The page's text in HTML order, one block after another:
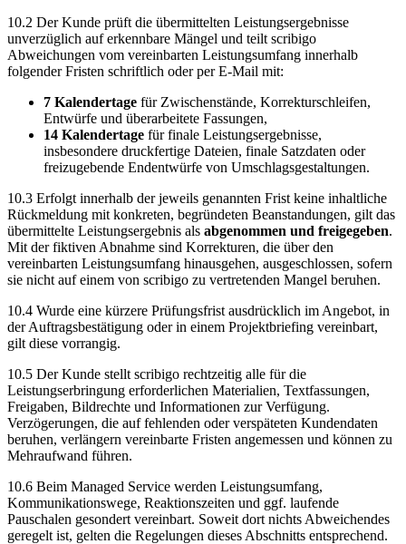
10.2 Der Kunde prüft die übermittelten Leistungsergebnisse
unverzüglich auf erkennbare Mängel und teilt scribigo
Abweichungen vom vereinbarten Leistungsumfang innerhalb
folgender Fristen schriftlich oder per E-Mail mit:
7 Kalendertage für Zwischenstände, Korrekturschleifen,
Entwürfe und überarbeitete Fassungen,
14 Kalendertage für finale Leistungsergebnisse,
insbesondere druckfertige Dateien, finale Satzdaten oder
freizugebende Endentwürfe von Umschlagsgestaltungen.
10.3 Erfolgt innerhalb der jeweils genannten Frist keine inhaltliche
Rückmeldung mit konkreten, begründeten Beanstandungen, gilt das
übermittelte Leistungsergebnis als abgenommen und freigegeben.
Mit der fiktiven Abnahme sind Korrekturen, die über den
vereinbarten Leistungsumfang hinausgehen, ausgeschlossen, sofern
sie nicht auf einem von scribigo zu vertretenden Mangel beruhen.
10.4 Wurde eine kürzere Prüfungsfrist ausdrücklich im Angebot, in
der Auftragsbestätigung oder in einem Projektbriefing vereinbart,
gilt diese vorrangig.
10.5 Der Kunde stellt scribigo rechtzeitig alle für die
Leistungserbringung erforderlichen Materialien, Textfassungen,
Freigaben, Bildrechte und Informationen zur Verfügung.
Verzögerungen, die auf fehlenden oder verspäteten Kundendaten
beruhen, verlängern vereinbarte Fristen angemessen und können zu
Mehraufwand führen.
10.6 Beim Managed Service werden Leistungsumfang,
Kommunikationswege, Reaktionszeiten und ggf. laufende
Pauschalen gesondert vereinbart. Soweit dort nichts Abweichendes
geregelt ist, gelten die Regelungen dieses Abschnitts entsprechend.